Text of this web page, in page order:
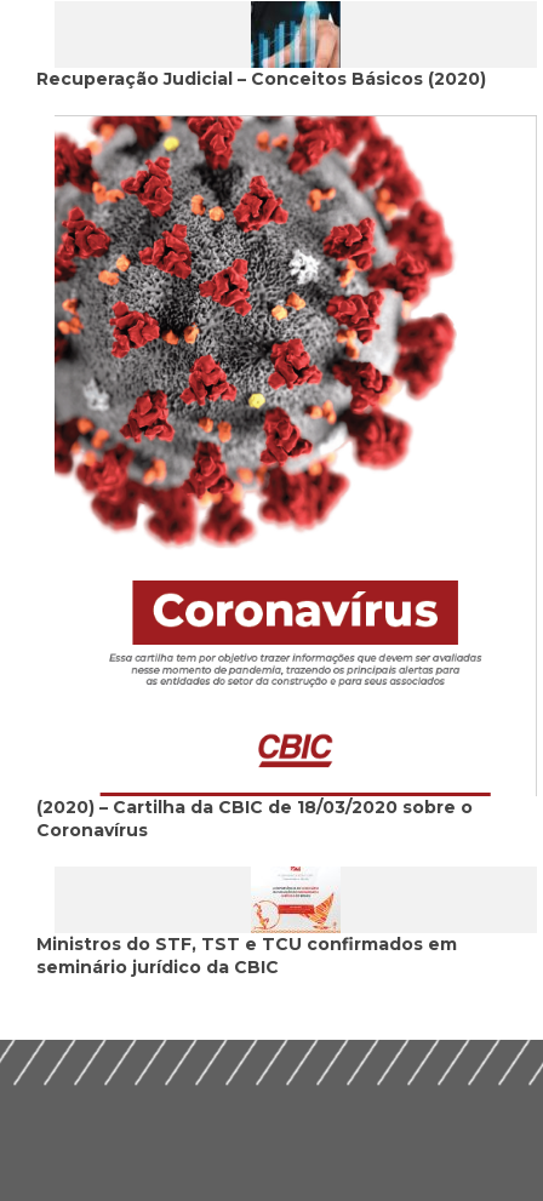
Recuperação Judicial – Conceitos Básicos (2020)
(2020) – Cartilha da CBIC de 18/03/2020 sobre o
Coronavírus
Ministros do STF, TST e TCU confirmados em
seminário jurídico da CBIC